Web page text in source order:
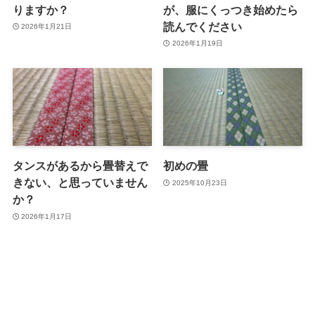
りますか？
2026年1月21日
が、服にくっつき始めたら
読んでください
2026年1月19日
タンスがあるから畳替えで
きない、と思っていません
か？
2026年1月17日
初めの畳
2025年10月23日